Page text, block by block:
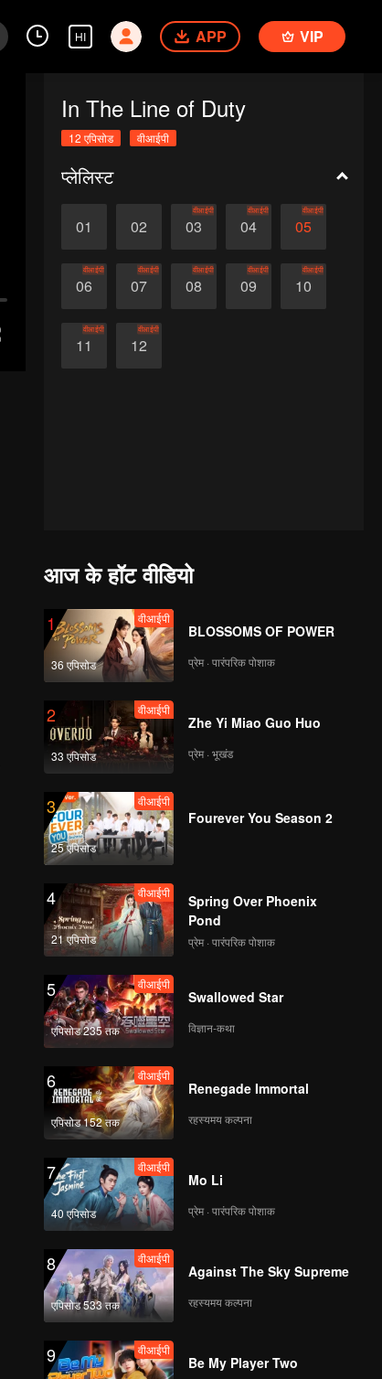
HI APP VIP
In The Line of Duty
12 एपिसोड वीआईपी
प्लेलिस्ट
01 02 03
वीआईपी
04
वीआईपी
05
वीआईपी
06
वीआईपी
07
वीआईपी
08
वीआईपी
09
वीआईपी
10
वीआईपी
11
वीआईपी
12
वीआईपी
आज के हॉट वीडियो
1
36 एपिसोड
वीआईपी
BLOSSOMS OF POWER
प्रेम · पारंपरिक पोशाक
2
33 एपिसोड
वीआईपी
Zhe Yi Miao Guo Huo
प्रेम · भूखंड
3
25 एपिसोड
वीआईपी
Fourever You Season 2
4
21 एपिसोड
वीआईपी
Spring Over Phoenix
Pond
प्रेम · पारंपरिक पोशाक
5
एपिसोड 235 तक
वीआईपी
Swallowed Star
विज्ञान-कथा
6
एपिसोड 152 तक
वीआईपी
Renegade Immortal
रहस्यमय कल्पना
7
40 एपिसोड
वीआईपी
Mo Li
प्रेम · पारंपरिक पोशाक
8
एपिसोड 533 तक
वीआईपी
Against The Sky Supreme
रहस्यमय कल्पना
9 वीआईपी
Be My Player Two